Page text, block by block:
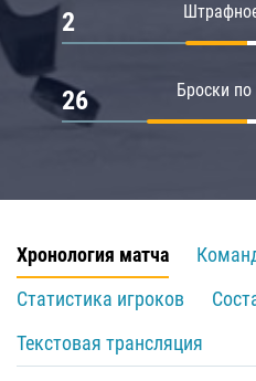
2
Броски
26
Хронология матча
Статистика игроков
Текстовая трансляция